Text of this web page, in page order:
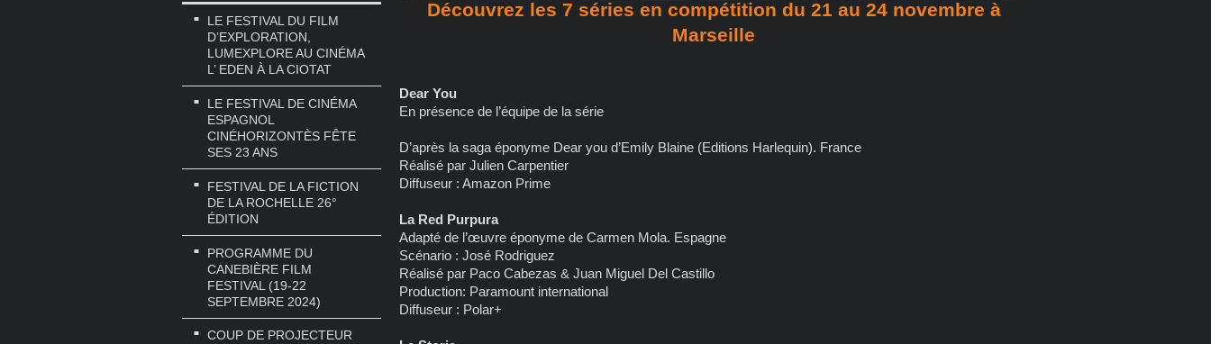
LE FESTIVAL DU FILM
D’EXPLORATION,
LUMEXPLORE AU CINÉMA
L’ EDEN À LA CIOTAT
LE FESTIVAL DE CINÉMA
ESPAGNOL
CINÉHORIZONTÈS FÊTE
SES 23 ANS
FESTIVAL DE LA FICTION
DE LA ROCHELLE 26°
ÉDITION
PROGRAMME DU
CANEBIÈRE FILM
FESTIVAL (19-22
SEPTEMBRE 2024)
COUP DE PROJECTEUR
Découvrez les 7 séries en compétition du 21 au 24 novembre à
Marseille
Dear You
En présence de l’équipe de la série
D’après la saga éponyme Dear you d’Emily Blaine (Editions Harlequin). France
Réalisé par Julien Carpentier
Diffuseur : Amazon Prime
La Red Purpura
Adapté de l’œuvre éponyme de Carmen Mola. Espagne
Scénario : José Rodriguez
Réalisé par Paco Cabezas & Juan Miguel Del Castillo
Production: Paramount international
Diffuseur : Polar+